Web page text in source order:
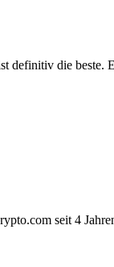
definitiv die beste.
seit 4